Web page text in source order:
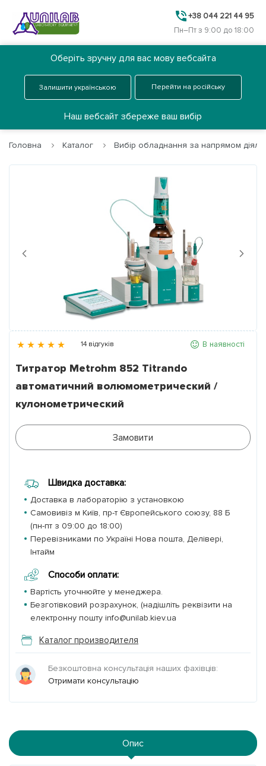
+38 044 221 44 95
Пн–Пт з 9:00 до 18:00
Про нас
Партнери
Головна Каталог Вибір обладнання за напрямом
Previous Next
14 відгуків В наявності
Титратор Metrohm 852 Titrando
автоматичний волюмометрический /
кулонометрический
Замовити
Швидка доставка:
Доставка в лабораторію з установкою
Самовивіз м Київ, пр-т Європейського союзу, 88 Б
(пн-пт з 09:00 до 18:00)
Перевізниками по Україні Нова пошта, Делівері,
Інтайм
Способи оплати:
Вартість уточнюйте у менеджера.
Безготівковий розрахунок, (надішліть реквізити на
електронну пошту info@unilab.kiev.ua
Каталог производителя
Безкоштовна консультація наших фахівців:
Отримати консультацію
Опис
Оберіть зручну для вас мову вебсайта
Залишити українською Перейти на російську
Наш вебсайт збереже ваш вибір